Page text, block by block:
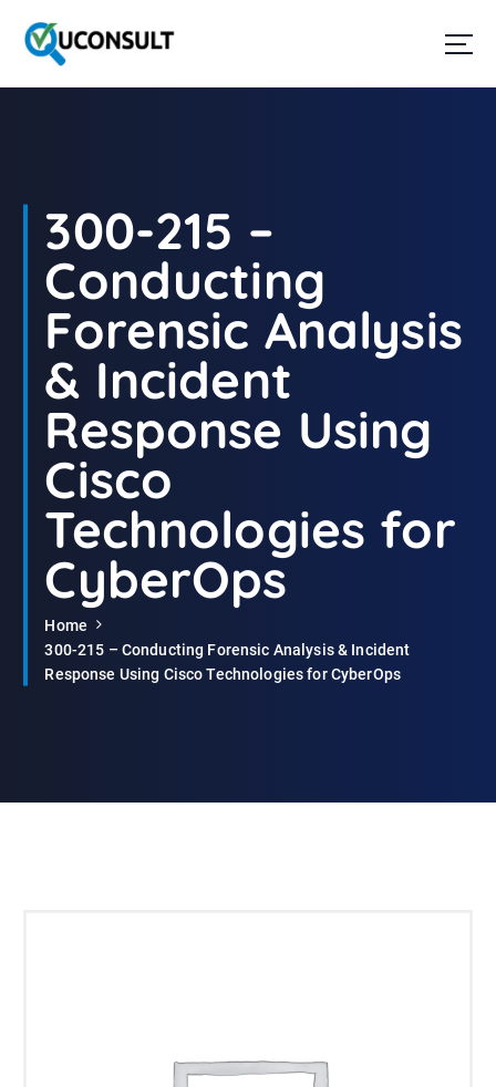
a
300-215 –
Conducting
Forensic Analysis
& Incident
Response Using
Cisco
Technologies for
CyberOps
Home
300-215 – Conducting Forensic Analysis & Incident
Response Using Cisco Technologies for CyberOps